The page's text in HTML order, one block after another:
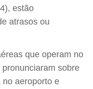
estão
atrasos ou
que operam no
sobre
no aeroporto e